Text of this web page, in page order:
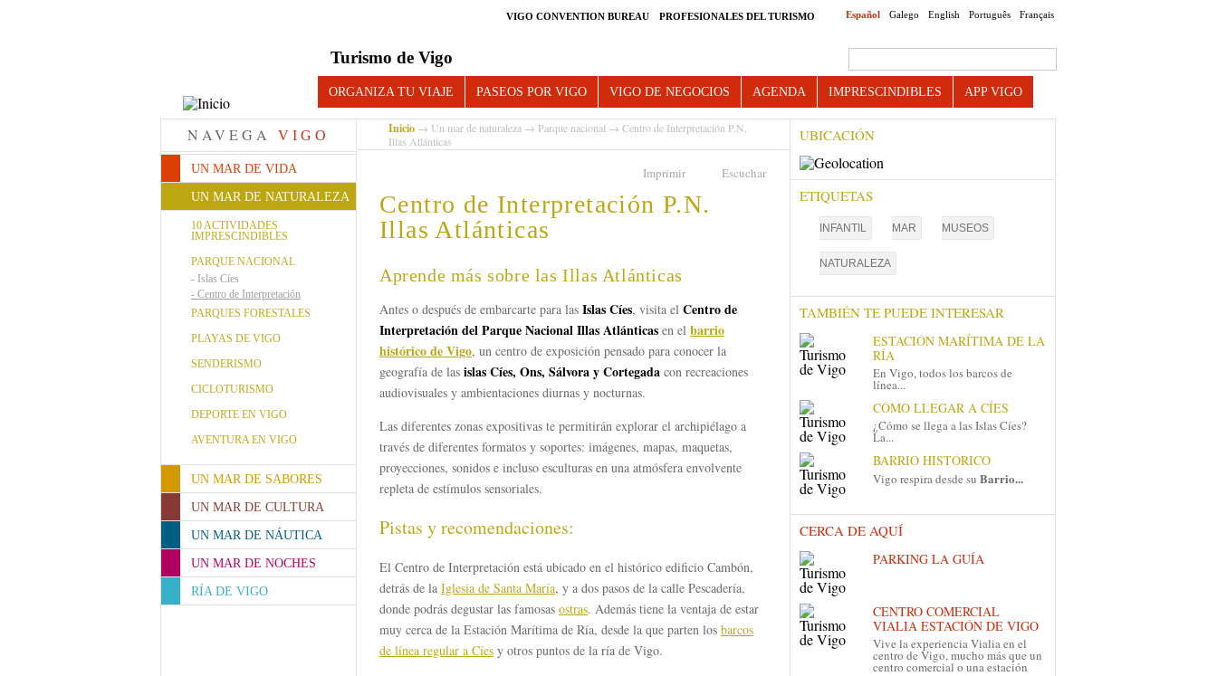
Español Galego English Português Français
VIGO CONVENTION BUREAU PROFESIONALES DEL TURISMO
Turismo de Vigo
ORGANIZA TU VIAJE PASEOS POR VIGO VIGO DE NEGOCIOS AGENDA IMPRESCINDIBLES APP VIGO
NAVEGA VIGO
UN MAR DE VIDA
UN MAR DE NATURALEZA
10 ACTIVIDADES
IMPRESCINDIBLES
PARQUE NACIONAL
- Islas Cíes
- Centro de Interpretación
PARQUES FORESTALES
PLAYAS DE VIGO
SENDERISMO
CICLOTURISMO
DEPORTE EN VIGO
AVENTURA EN VIGO
UN MAR DE SABORES
UN MAR DE CULTURA
UN MAR DE NÁUTICA
UN MAR DE NOCHES
RÍA DE VIGO
Inicio → Un mar de naturaleza → Parque nacional → Centro de Interpretación P.N.
Illas Atlánticas
Imprimir Escuchar
Centro de Interpretación P.N.
Illas Atlánticas
Aprende más sobre las Illas Atlánticas
Antes o después de embarcarte para las Islas Cíes, visita el Centro de
Interpretación del Parque Nacional Illas Atlánticas en el barrio
histórico de Vigo, un centro de exposición pensado para conocer la
geografía de las islas Cíes, Ons, Sálvora y Cortegada con recreaciones
audiovisuales y ambientaciones diurnas y nocturnas.
Las diferentes zonas expositivas te permitirán explorar el archipiélago a
través de diferentes formatos y soportes: imágenes, mapas, maquetas,
proyecciones, sonidos e incluso esculturas en una atmósfera envolvente
repleta de estímulos sensoriales.
Pistas y recomendaciones:
El Centro de Interpretación está ubicado en el histórico edificio Cambón,
detrás de la Iglesia de Santa María, y a dos pasos de la calle Pescadería,
donde podrás degustar las famosas ostras. Además tiene la ventaja de estar
muy cerca de la Estación Marítima de Ría, desde la que parten los barcos
de línea regular a Cíes y otros puntos de la ría de Vigo.
UBICACIÓN
ETIQUETAS
INFANTIL MAR MUSEOS
NATURALEZA
TAMBIÉN TE PUEDE INTERESAR
ESTACIÓN MARÍTIMA DE LA
RÍA
En Vigo, todos los barcos de
línea...
CÓMO LLEGAR A CÍES
¿Cómo se llega a las Islas Cíes?
La...
BARRIO HISTÓRICO
Vigo respira desde su Barrio...
CERCA DE AQUÍ
PARKING LA GUÍA
CENTRO COMERCIAL
VIALIA ESTACIÓN DE VIGO
Vive la experiencia Vialia en el
centro de Vigo, mucho más que un
centro comercial o una estación